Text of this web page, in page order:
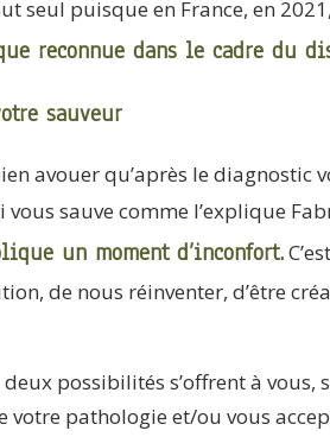
seul puisque en France, en 2021,
reconnue dans le cadre du
sauveur
avouer qu’après le diagnostic
vous sauve comme l’explique
un moment d’inconfort.
de nous réinventer, d’être
deux possibilités s’offrent à
votre pathologie et/ou vous